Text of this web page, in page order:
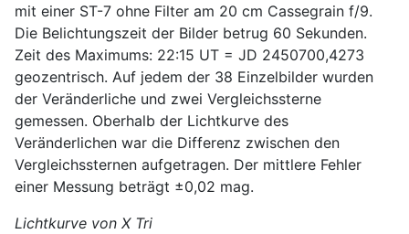
mit einer ST-7 ohne Filter am 20 cm Cassegrain f/9.
Die Belichtungszeit der Bilder betrug 60 Sekunden.
Zeit des Maximums: 22:15 UT = JD 2450700,4273
geozentrisch. Auf jedem der 38 Einzelbilder wurden
der Veränderliche und zwei Vergleichssterne
gemessen. Oberhalb der Lichtkurve des
Veränderlichen war die Differenz zwischen den
Vergleichssternen aufgetragen. Der mittlere Fehler
einer Messung beträgt ±0,02 mag.
Lichtkurve von X Tri